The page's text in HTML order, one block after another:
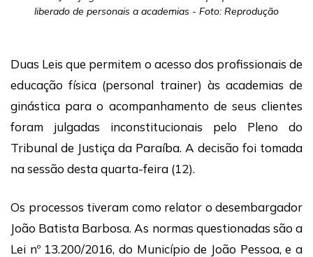
liberado de personais a academias - Foto: Reprodução
Duas Leis que permitem o acesso dos profissionais de
educação física (personal trainer) às academias de
ginástica para o acompanhamento de seus clientes
foram julgadas inconstitucionais pelo Pleno do
Tribunal de Justiça da Paraíba. A decisão foi tomada
na sessão desta quarta-feira (12).
Os processos tiveram como relator o desembargador
João Batista Barbosa. As normas questionadas são a
Lei nº 13.200/2016, do Município de João Pessoa, e a